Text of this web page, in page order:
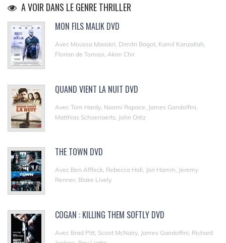
A VOIR DANS LE GENRE THRILLER
MON FILS MALIK DVD
Avec Moussa Maaskri, Dimitri Bagot, Kamil Kanzallah,
Florian de Tomasi, Akim Chir
QUAND VIENT LA NUIT DVD
Avec Tom Hardy, Noomi Rapace, James Gandolfini,
Matthias Schoenaerts, John Ortiz
THE TOWN DVD
Avec Ben Affleck, Rebecca Hall, Jon Hamm, Jeremy
Renner, Blake Lively
COGAN : KILLING THEM SOFTLY DVD
Avec Brad Pitt, Scoot McNairy, James Gandolfini, Richard